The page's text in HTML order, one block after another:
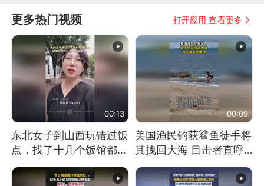
更多热门视频 打开应用 查看更多
00:13
东北女子到山西玩错过饭
点，找了十几个饭馆都没
开门：午休到几点
00:09
美国渔民钓获鲨鱼徒手将
其拽回大海 目击者直呼
震惊 （视频来源：参考
消息）